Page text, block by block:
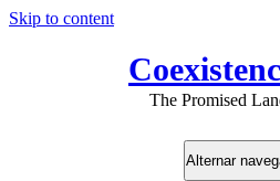
Skip to content
The Promised
Alternar